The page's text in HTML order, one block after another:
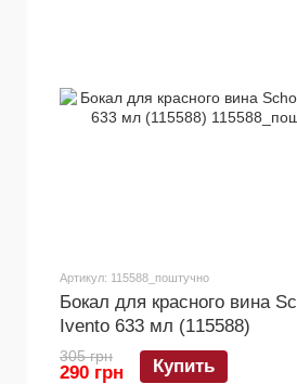
Артикул: 115588_поштучно
Бокал для красного вина
Ivento 633 мл (115588)
305 грн
290 грн Купить